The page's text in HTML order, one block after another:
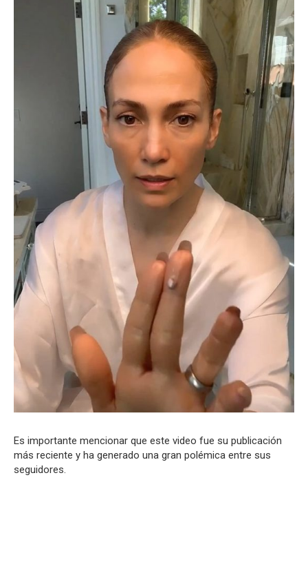
Es importante mencionar que este video fue su publicación
más reciente y ha generado una gran polémica entre sus
seguidores.